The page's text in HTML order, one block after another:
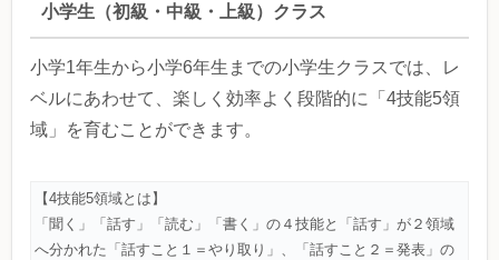
小学生（初級・中級・上級）クラス
小学1年生から小学6年生までの小学生クラスでは、レ
ベルにあわせて、楽しく効率よく段階的に「4技能5領
域」を育むことができます。
【4技能5領域とは】
「聞く」「話す」「読む」「書く」の４技能と「話す」が２領域
へ分かれた「話すこと１＝やり取り」、「話すこと２＝発表」の